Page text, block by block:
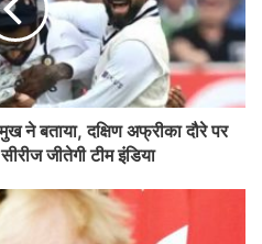
ने बताया, दक्षिण अफ्रीका दौरे पर
जीतेगी टीम इंडिया